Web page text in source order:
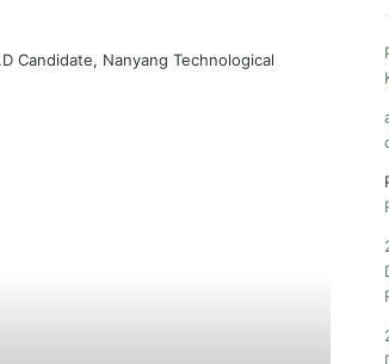
Candidate, Nanyang Technological